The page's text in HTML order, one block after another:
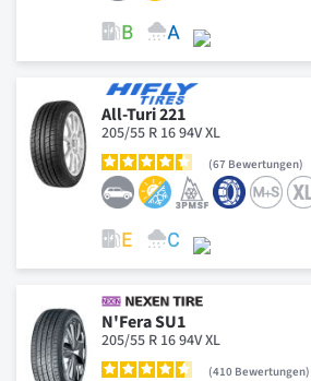
All-Turi 221
205/55 R 16 94V XL
67 Bewertungen
N'Fera SU1
205/55 R 16 94V XL
410 Bewertungen